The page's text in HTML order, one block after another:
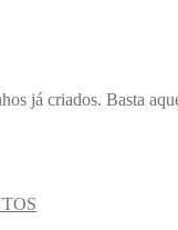
criados. Basta